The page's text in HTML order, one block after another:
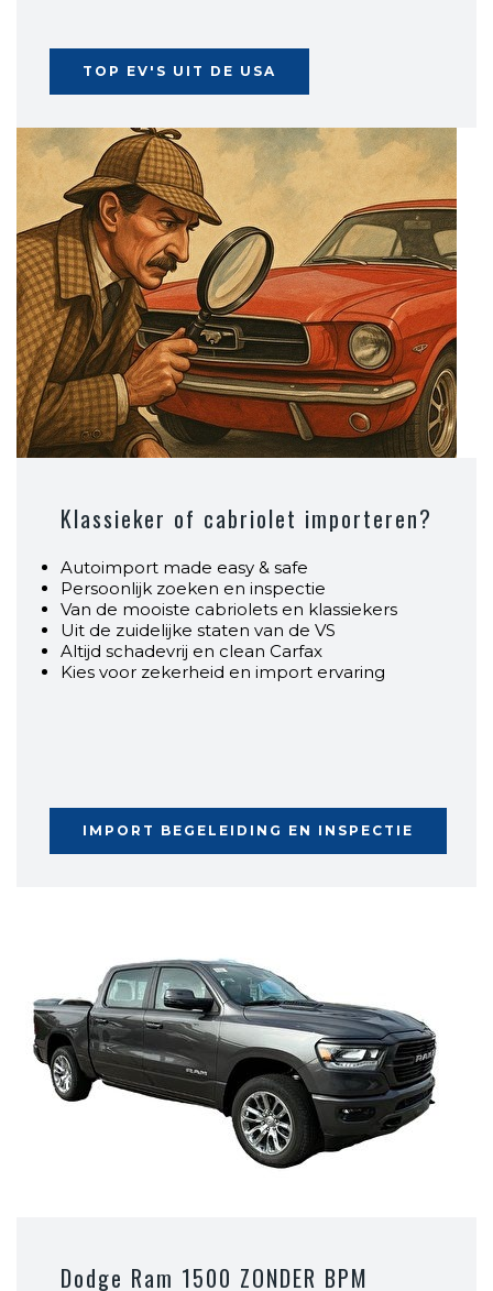
TOP EV'S UIT DE USA
Klassieker of cabriolet importeren?
Autoimport made easy & safe
Persoonlijk zoeken en inspectie
Van de mooiste cabriolets en klassiekers
Uit de zuidelijke staten van de VS
Altijd schadevrij en clean Carfax
Kies voor zekerheid en import ervaring
IMPORT BEGELEIDING EN INSPECTIE
Dodge Ram 1500 ZONDER BPM